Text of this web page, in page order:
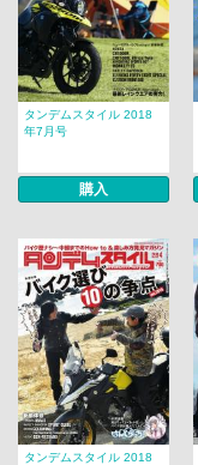
タンデムスタイル 2018
年7月号
購入
タンデムスタイル 2018